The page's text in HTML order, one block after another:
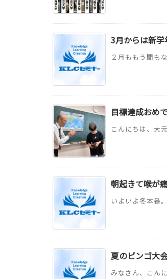
3月からは新学
２月ももう間も
目標達成おめ
こんにちは、大
朝起きて喉が
いよいよ冬本番
夏のビンゴ大
みなさん、こん